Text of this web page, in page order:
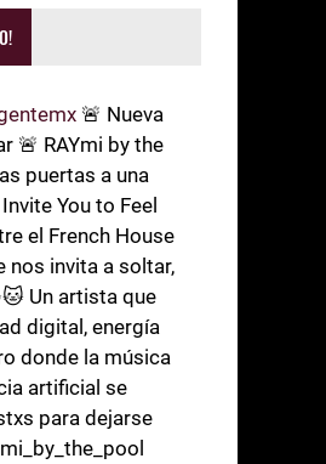
🚨 Nueva
🚨 RAYmi by the
puertas a una
You to Feel
el French House
nos invita a soltar,
Un artista que
digital, energía
donde la música
artificial se
para dejarse